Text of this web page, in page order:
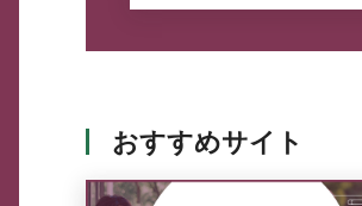
おすすめサイト